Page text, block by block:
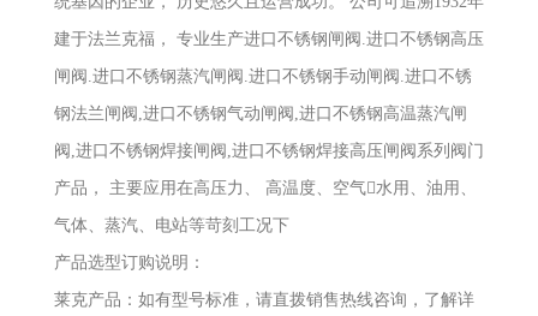
建于法兰克福， 专业生产进口不锈钢闸阀.进口不锈钢高压
闸阀.进口不锈钢蒸汽闸阀.进口不锈钢手动闸阀.进口不锈
钢法兰闸阀,进口不锈钢气动闸阀,进口不锈钢高温蒸汽闸
阀,进口不锈钢焊接闸阀,进口不锈钢焊接高压闸阀系列阀门
产品， 主要应用在高压力、 高温度、空气水用、油用、
气体、蒸汽、电站等苛刻工况下
产品选型订购说明：
莱克产品：如有型号标准，请直拨销售热线咨询，了解详